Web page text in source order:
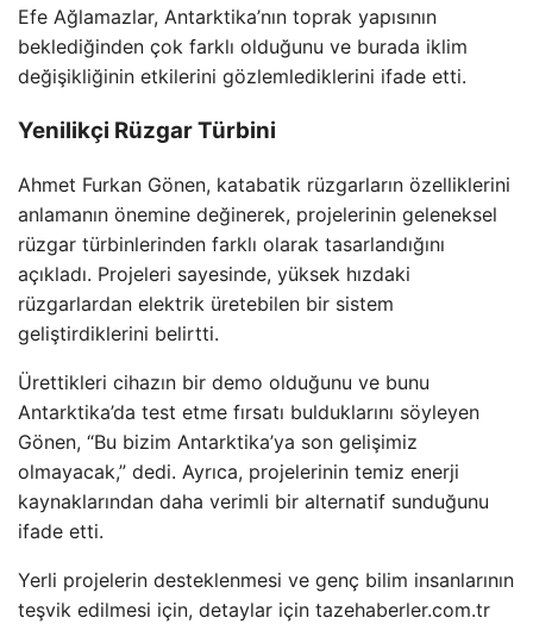
Efe Ağlamazlar, Antarktika’nın toprak yapısının
beklediğinden çok farklı olduğunu ve burada iklim
değişikliğinin etkilerini gözlemlediklerini ifade etti.
Yenilikçi Rüzgar Türbini
Ahmet Furkan Gönen, katabatik rüzgarların özelliklerini
anlamanın önemine değinerek, projelerinin geleneksel
rüzgar türbinlerinden farklı olarak tasarlandığını
açıkladı. Projeleri sayesinde, yüksek hızdaki
rüzgarlardan elektrik üretebilen bir sistem
geliştirdiklerini belirtti.
Ürettikleri cihazın bir demo olduğunu ve bunu
Antarktika’da test etme fırsatı bulduklarını söyleyen
Gönen, “Bu bizim Antarktika’ya son gelişimiz
olmayacak,” dedi. Ayrıca, projelerinin temiz enerji
kaynaklarından daha verimli bir alternatif sunduğunu
ifade etti.
Yerli projelerin desteklenmesi ve genç bilim insanlarının
teşvik edilmesi için, detaylar için tazehaberler.com.tr